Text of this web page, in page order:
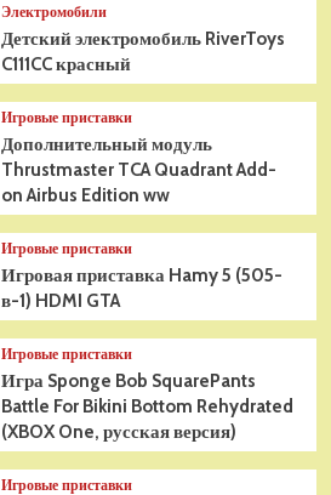
Электромобили
Детский электромобиль RiverToys
C111CC красный
Игровые приставки
Дополнительный модуль
Thrustmaster TCA Quadrant Add-
on Airbus Edition ww
Игровые приставки
Игровая приставка Hamy 5 (505-
в-1) HDMI GTA
Игровые приставки
Игра Sponge Bob SquarePants
Battle For Bikini Bottom Rehydrated
(XBOX One, русская версия)
Игровые приставки